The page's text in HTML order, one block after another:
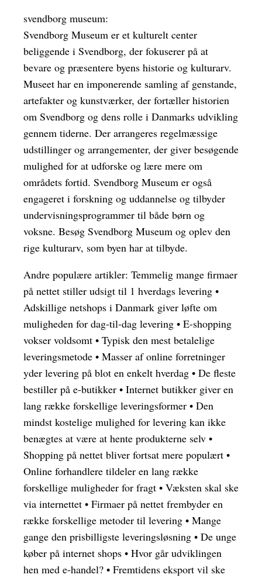
svendborg museum:
Svendborg Museum er et kulturelt center
beliggende i Svendborg, der fokuserer på at
bevare og præsentere byens historie og kulturarv.
Museet har en imponerende samling af genstande,
artefakter og kunstværker, der fortæller historien
om Svendborg og dens rolle i Danmarks udvikling
gennem tiderne. Der arrangeres regelmæssige
udstillinger og arrangementer, der giver besøgende
mulighed for at udforske og lære mere om
områdets fortid. Svendborg Museum er også
engageret i forskning og uddannelse og tilbyder
undervisningsprogrammer til både børn og
voksne. Besøg Svendborg Museum og oplev den
rige kulturarv, som byen har at tilbyde.
Andre populære artikler: Temmelig mange firmaer
på nettet stiller udsigt til 1 hverdags levering •
Adskillige netshops i Danmark giver løfte om
muligheden for dag-til-dag levering • E-shopping
vokser voldsomt • Typisk den mest betalelige
leveringsmetode • Masser af online forretninger
yder levering på blot en enkelt hverdag • De fleste
bestiller på e-butikker • Internet butikker giver en
lang række forskellige leveringsformer • Den
mindst kostelige mulighed for levering kan ikke
benægtes at være at hente produkterne selv •
Shopping på nettet bliver fortsat mere populært •
Online forhandlere tildeler en lang række
forskellige muligheder for fragt • Væksten skal ske
via internettet • Firmaer på nettet frembyder en
række forskellige metoder til levering • Mange
gange den prisbilligste leveringsløsning • De unge
køber på internet shops • Hvor går udviklingen
hen med e-handel? • Fremtidens eksport vil ske